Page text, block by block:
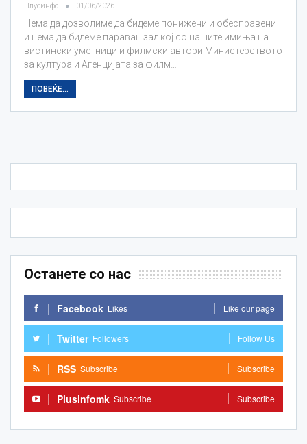
Плусинфо 01/06/2026
Нема да дозволиме да бидеме понижени и обесправени
и нема да бидеме параван зад кој со нашите имиња на
вистински уметници и филмски автори Министерството
за култура и Агенцијата за филм…
ПОВЕЌЕ...
Останете со нас
Facebook Likes Like our page
Twitter Followers Follow Us
RSS Subscribe Subscribe
Plusinfomk Subscribe Subscribe